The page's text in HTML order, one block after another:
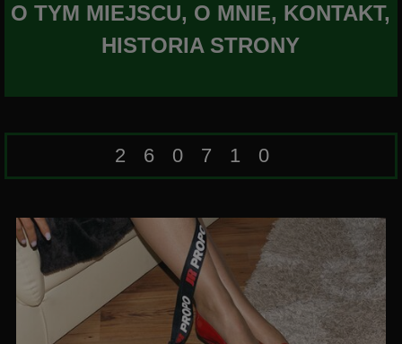
O TYM MIEJSCU, O MNIE, KONTAKT,
HISTORIA STRONY
260710